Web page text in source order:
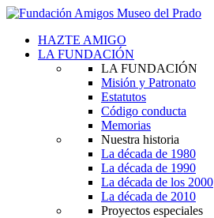
HAZTE AMIGO
LA FUNDACIÓN
LA FUNDACIÓN
Misión y Patronato
Estatutos
Código conducta
Memorias
Nuestra historia
La década de 1980
La década de 1990
La década de los 2000
La década de 2010
Proyectos especiales